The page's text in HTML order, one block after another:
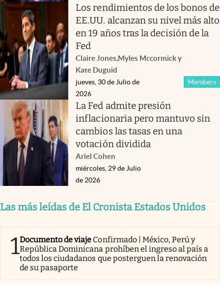
Los rendimientos de los bonos de
EE.UU. alcanzan su nivel más alto
en 19 años tras la decisión de la
Fed
Claire Jones,Myles Mccormicky
Kate Duguid
Members
jueves, 30 de Julio de
2026
La Fed admite presión
inflacionaria pero mantuvo sin
cambios las tasas en una
votación dividida
Ariel Cohen
miércoles, 29 de Julio
de 2026
Las más leídas de El Cronista Estados Unidos
1Documento de viaje Confirmado | México, Perú y
República Dominicana prohíben el ingreso al país a
todos los ciudadanos que posterguen la renovación
de su pasaporte